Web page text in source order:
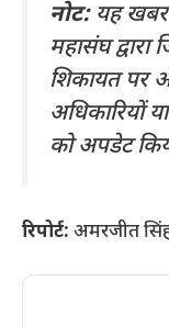
नोट:यह खबर
महासंघ द्वारा
शिकायत पर
अधिकारियों
को अपडेट
रिपोर्ट: अमरजीत